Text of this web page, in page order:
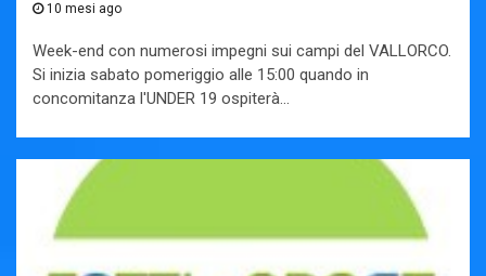
10 mesi ago
Week-end con numerosi impegni sui campi del VALLORCO.
Si inizia sabato pomeriggio alle 15:00 quando in
concomitanza l'UNDER 19 ospiterà...